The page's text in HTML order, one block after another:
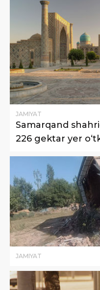
JAMIYAT
Samarqand
226 gektar yer
JAMIYAT